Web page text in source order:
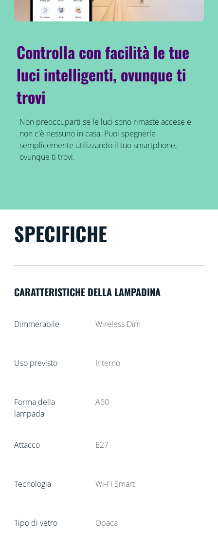
Controlla con facilità le tue
luci intelligenti, ovunque ti
trovi
Non preoccuparti se le luci sono rimaste accese e
non c'è nessuno in casa. Puoi spegnerle
semplicemente utilizzando il tuo smartphone,
ovunque ti trovi.
SPECIFICHE
CARATTERISTICHE DELLA LAMPADINA
Dimmerabile Wireless Dim
Uso previsto Interno
Forma della
lampada
A60
Attacco E27
Tecnologia Wi-Fi Smart
Tipo di vetro Opaca